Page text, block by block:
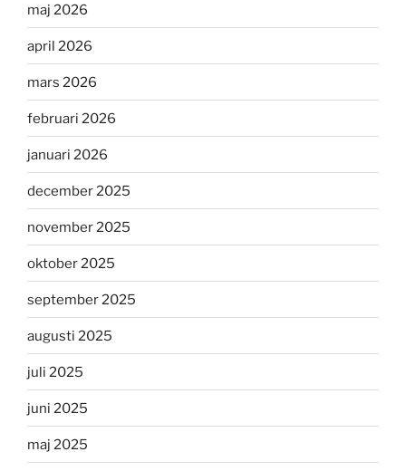
maj 2026
april 2026
mars 2026
februari 2026
januari 2026
december 2025
november 2025
oktober 2025
september 2025
augusti 2025
juli 2025
juni 2025
maj 2025